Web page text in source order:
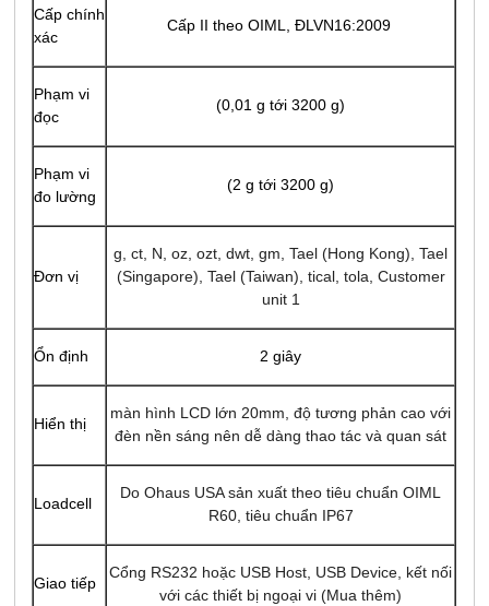
Cấp chính
xác
Cấp II theo OIML, ĐLVN16:2009
Phạm vi
đọc
(0,01 g tới 3200 g)
Phạm vi
đo lường
(2 g tới 3200 g)
Đơn vị
g, ct, N, oz, ozt, dwt, gm, Tael (Hong Kong), Tael
(Singapore), Tael (Taiwan), tical, tola, Customer
unit 1
Ổn định 2 giây
Hiển thị
màn hình LCD lớn 20mm, độ tương phản cao với
đèn nền sáng nên dễ dàng thao tác và quan sát
Loadcell
Do Ohaus USA sản xuất theo tiêu chuẩn OIML
R60, tiêu chuẩn IP67
Giao tiếp
Cổng RS232 hoặc USB Host, USB Device, kết nối
với các thiết bị ngoại vi (Mua thêm)